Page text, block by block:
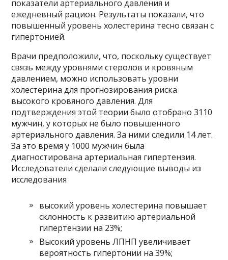
показатели артериального давления и
ежедневный рацион. Результаты показали, что
повышенный уровень холестерина тесно связан с
гипертонией.
Врачи предположили, что, поскольку существует
связь между уровнями стеролов и кровяным
давлением, можно использовать уровни
холестерина для прогнозирования риска
высокого кровяного давления. Для
подтверждения этой теории было отобрано 3110
мужчин, у которых не было повышенного
артериального давления. За ними следили 14 лет.
За это время у 1000 мужчин была
диагностирована артериальная гипертензия.
Исследователи сделали следующие выводы из
исследования
высокий уровень холестерина повышает
склонность к развитию артериальной
гипертензии на 23%;
Высокий уровень ЛПНП увеличивает
вероятность гипертонии на 39%;